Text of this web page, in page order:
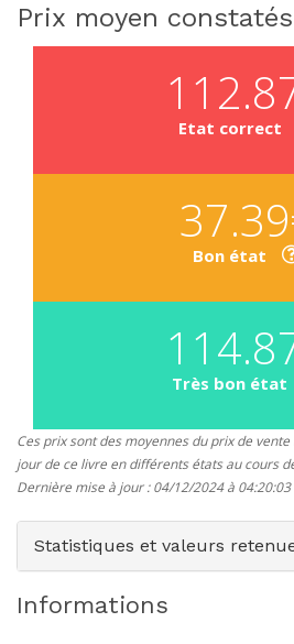
Prix moyen
Etat correct
Bon état
Très bon état
Ces prix sont des moyennes du prix de
jour de ce livre en différents états au cours
Dernière mise à jour : 04/12/2024 à 04:20:03
Statistiques et valeurs
Informations